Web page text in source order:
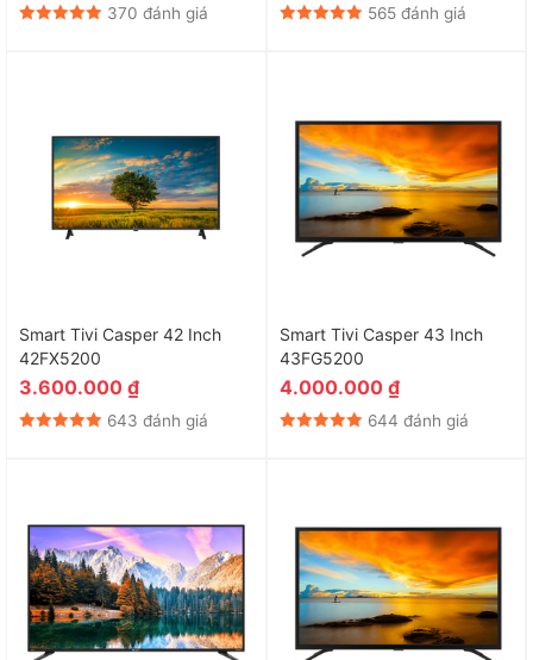
370 đánh giá 565 đánh giá
Smart Tivi Casper 42 Inch
42FX5200
3.600.000 ₫
643 đánh giá
Smart Tivi Casper 43 Inch
43FG5200
4.000.000 ₫
644 đánh giá